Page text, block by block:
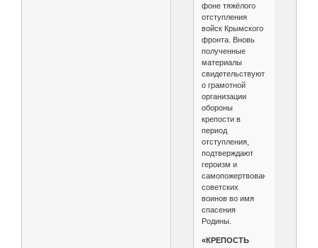
фоне тяжёлого
отступления
войск Крымского
фронта. Вновь
полученные
материалы
свидетельствуют
о грамотной
организации
обороны
крепости в
период
отступления,
подтверждают
героизм и
самопожертвование
советских
воинов во имя
спасения
Родины.
«КРЕПОСТЬ